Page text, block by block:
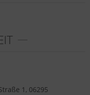
1, 06295